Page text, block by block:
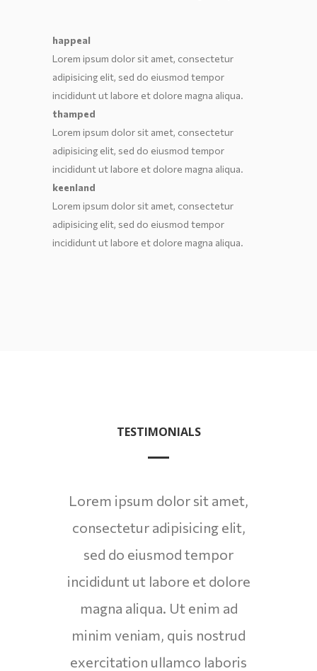
happeal
Lorem ipsum dolor sit amet, consectetur
adipisicing elit, sed do eiusmod tempor
incididunt ut labore et dolore magna aliqua.
thamped
Lorem ipsum dolor sit amet, consectetur
adipisicing elit, sed do eiusmod tempor
incididunt ut labore et dolore magna aliqua.
keenland
Lorem ipsum dolor sit amet, consectetur
adipisicing elit, sed do eiusmod tempor
incididunt ut labore et dolore magna aliqua.
TESTIMONIALS
Lorem ipsum dolor sit amet,
consectetur adipisicing elit,
sed do eiusmod tempor
incididunt ut labore et dolore
magna aliqua. Ut enim ad
minim veniam, quis nostrud
exercitation ullamco laboris